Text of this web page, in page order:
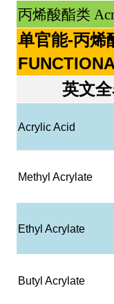
丙烯酸酯类
单官能-丙
英文全
Acrylic Acid
Methyl Acrylate
Ethyl Acrylate
Butyl Acrylate